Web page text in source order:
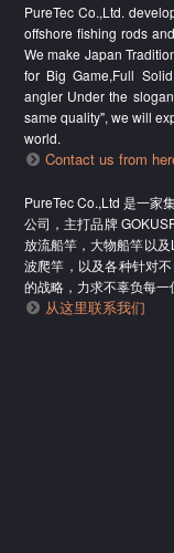
PureTec Co.,Ltd.
offshore fishing rods
We make Japan
for Big Game,Full
angler Under the
same quality", we will
world.
Contact us from
PureTec Co.,Ltd 是一家
公司，主打品牌
放流船竿，大物船竿以
波爬竿，以及各种针对
的战略，力求不辜负每一
从这里联系我们